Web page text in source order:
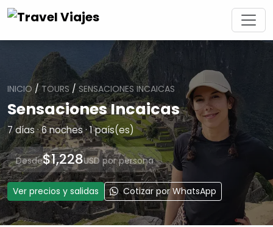
INICIO /TOURS / SENSACIONES INCAICAS
Sensaciones Incaicas
7 días · 6 noches · 1 país(es)
Desde$1,228USD por persona
Ver precios y salidas Cotizar por WhatsApp